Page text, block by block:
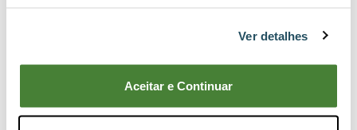
Ver detalhes
Aceitar e Continuar